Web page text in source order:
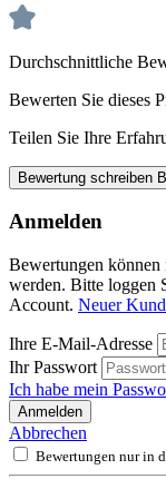
Durchschnittliche
Bewerten Sie dieses
Teilen Sie Ihre
Bewertung schreiben
Anmelden
Bewertungen können
werden. Bitte loggen
Account. Neuer
Ihre E-Mail-Adresse
Ihr Passwort
Ich habe mein
Anmelden
Abbrechen
Bewertungen nur in